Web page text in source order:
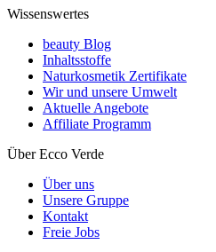
Wissenswertes
beauty Blog
Inhaltsstoffe
Naturkosmetik Zertifikate
Wir und unsere Umwelt
Aktuelle Angebote
Affiliate Programm
Über Ecco Verde
Über uns
Unsere Gruppe
Kontakt
Freie Jobs